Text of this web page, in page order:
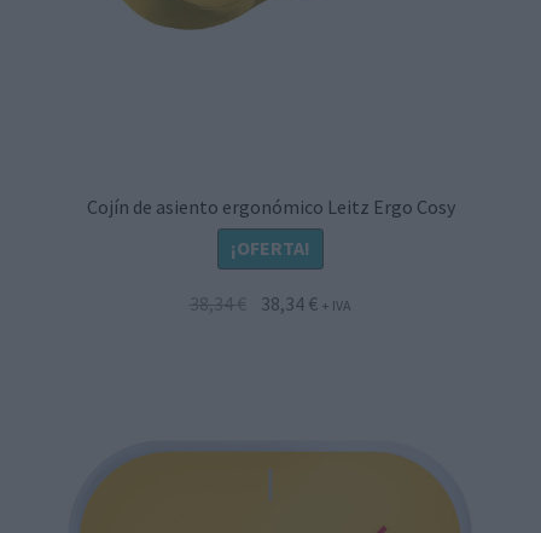
Cojín de asiento ergonómico Leitz Ergo Cosy
¡OFERTA!
38,34€
El38,34 €El
+ IVA